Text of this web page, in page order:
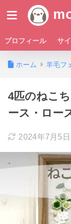
プロフィール サ
ホーム 羊毛フ
4匹のねこ
ース・ロー
2024年7月5日